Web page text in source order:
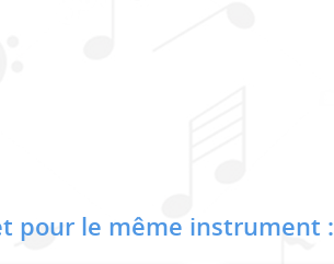
pour le même instrument :